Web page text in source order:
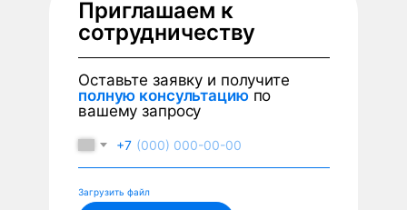
Оставьте заявку и получите
полную консультациюпо
вашему запросу
Приглашаем к
сотрудничеству
+7
Загрузить файл